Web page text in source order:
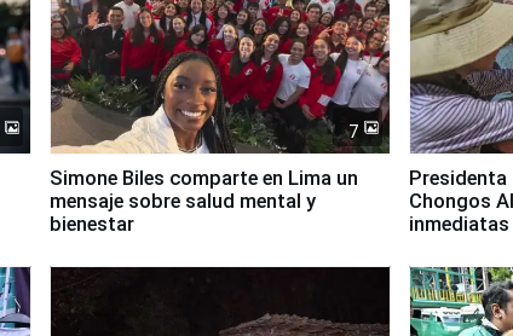
7
Simone Biles comparte en Lima un
mensaje sobre salud mental y
bienestar
Presidenta
Chongos
inmediatas